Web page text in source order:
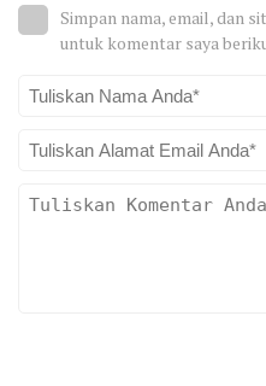
Simpan nama, email, dan
untuk komentar saya